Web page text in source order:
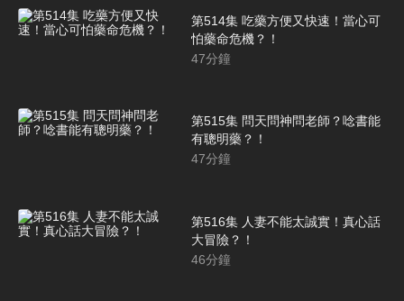
第514集 吃藥方便又快速！當心可
怕藥命危機？！
47分鐘
第515集 問天問神問老師？唸書能
有聰明藥？！
47分鐘
第516集 人妻不能太誠實！真心話
大冒險？！
46分鐘